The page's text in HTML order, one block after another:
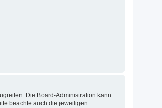
Die Board-Administration kann
beachte auch die jeweiligen